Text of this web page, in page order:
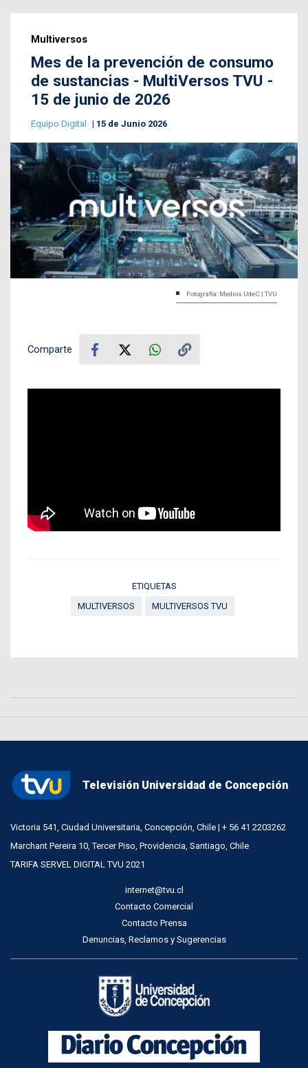
Multiversos
Mes de la prevención de consumo
de sustancias - MultiVersos TVU -
15 de junio de 2026
Equipo Digital 15 de Junio 2026
Fotografía: Medios UdeC | TVU
Comparte
ETIQUETAS
MULTIVERSOS
MULTIVERSOS TVU
Televisión Universidad de Concepción
Victoria 541, Ciudad Universitaria, Concepción, Chile | + 56 41 2203262
Marchant Pereira 10, Tercer Piso, Providencia, Santiago, Chile
TARIFA SERVEL DIGITAL TVU 2021
internet@tvu.cl
Contacto Comercial
Contacto Prensa
Denuncias, Reclamos y Sugerencias